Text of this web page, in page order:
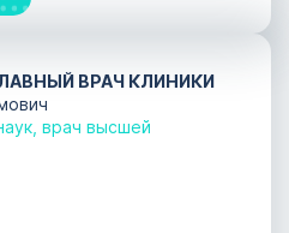
ВРАЧ КЛИНИКИ
врач высшей